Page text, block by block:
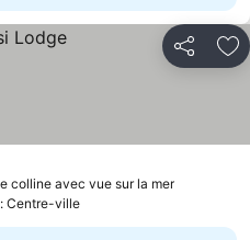
Partager
colline avec vue sur la mer
Centre-ville